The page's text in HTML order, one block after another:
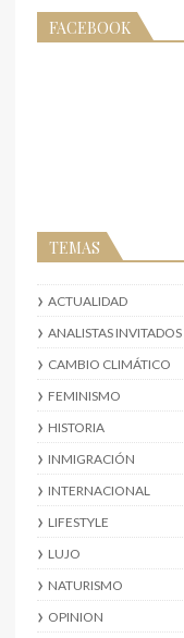
FACEBOOK
TEMAS
ACTUALIDAD
ANALISTAS INVITADOS
CAMBIO CLIMÁTICO
FEMINISMO
HISTORIA
INMIGRACIÓN
INTERNACIONAL
LIFESTYLE
LUJO
NATURISMO
OPINION